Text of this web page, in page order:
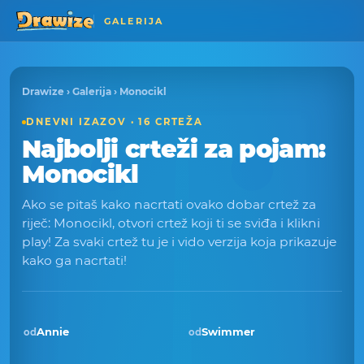
GALERIJA
Drawize › Galerija › Monocikl
DNEVNI IZAZOV · 16 CRTEŽA
Najbolji crteži za pojam:
Monocikl
Ako se pitaš kako nacrtati ovako dobar crtež za
riječ: Monocikl, otvori crtež koji ti se sviđa i klikni
play! Za svaki crtež tu je i vido verzija koja prikazuje
kako ga nacrtati!
Pobjednik · lis 2025
odAnnie odSwimmer